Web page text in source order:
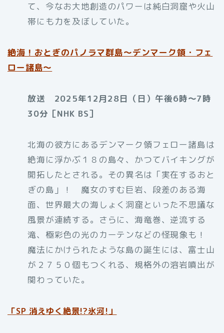
て、今なお大地創造のパワーは純白洞窟や火山
帯にも力を及ぼしていた。
絶海！おとぎのパノラマ群島～デンマーク領・フェ
ロー諸島～
放送 2025年12月28日（日）午後6時～7時
30分［NHK BS］
北海の彼方にあるデンマーク領フェロー諸島は
絶海に浮かぶ１８の島々、かつてバイキングが
開拓したとされる。その異名は「実在するおと
ぎの島」！ 魔女のすむ巨岩、段差のある海
面、世界最大の海しょく洞窟といった不思議な
風景が連続する。さらに、海竜巻、逆流する
滝、極彩色の光のカーテンなどの怪現象も！
魔法にかけられたような島の誕生には、富士山
が２７５０個もつくれる、規格外の溶岩噴出が
関わっていた。
「SP 消えゆく絶景!?氷河!」